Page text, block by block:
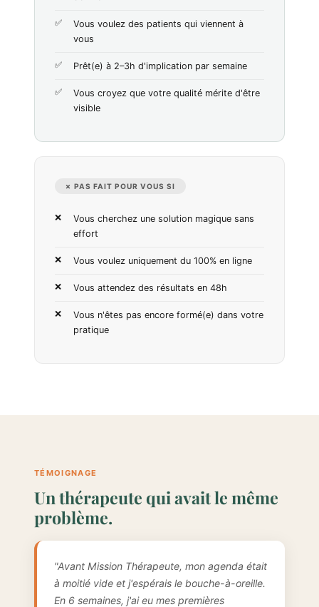
Vous voulez des patients qui viennent à
vous
Prêt(e) à 2–3h d'implication par semaine
Vous croyez que votre qualité mérite d'être
visible
✗ PAS FAIT POUR VOUS SI
Vous cherchez une solution magique sans
effort
Vous voulez uniquement du 100% en ligne
Vous attendez des résultats en 48h
Vous n'êtes pas encore formé(e) dans votre
pratique
TÉMOIGNAGE
Un thérapeute qui avait le même
problème.
"Avant Mission Thérapeute, mon agenda était
à moitié vide et j'espérais le bouche-à-oreille.
En 6 semaines, j'ai eu mes premières